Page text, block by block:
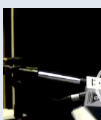
de
vídeo